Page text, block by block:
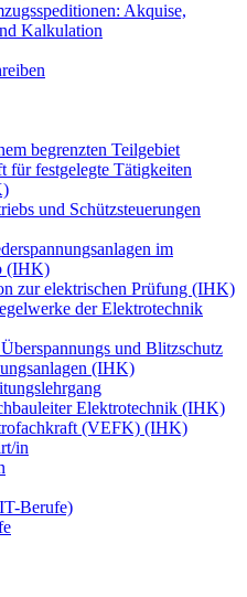
Akquise,
Kalkulation
begrenzten Teilgebiet
für festgelegte Tätigkeiten
und Schützsteuerungen
im
(IHK)
zur elektrischen Prüfung (IHK)
der Elektrotechnik
und Blitzschutz
(IHK)
Elektrotechnik (IHK)
(VEFK) (IHK)
in
Berufe)